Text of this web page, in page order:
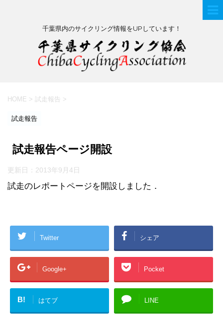
千葉県内のサイクリング情報をUPしています！
HOME > 試走報告 >
試走報告
試走報告ページ開設
更新日： 2013年9月4日
試走のレポートページを開設しました．
Twitter シェア
Google+ Pocket
B! はてブ LINE